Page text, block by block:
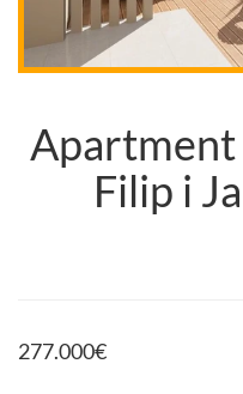
Apartment
Filip i
277.000€